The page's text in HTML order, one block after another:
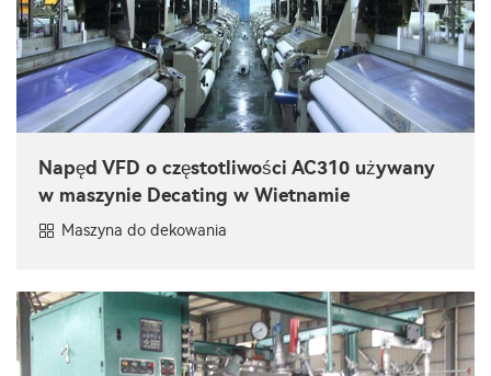
Napęd VFD o częstotliwości AC310 używany
w maszynie Decating w Wietnamie
Maszyna do dekowania